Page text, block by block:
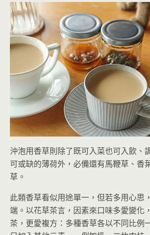
沖泡用香草則除了既可入菜也可入飲、
可或缺的薄荷外，必備還有馬鞭草、香
草。
此類香草看似用途單一，但若多用心思
端。以花草茶言，因素來口味多愛變化
茶，更愛複方：多種香草各以不同比例